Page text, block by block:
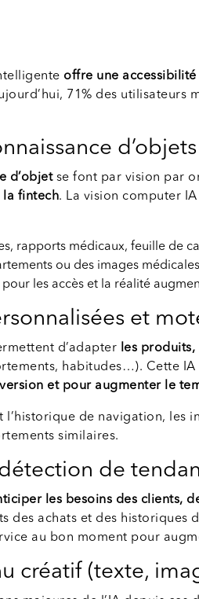
offre une
71% des
d’objet se font par vision par
la fintech. La vision computer
rapports médicaux, feuille de
ou des images
les accès et la réalité
et
d’adapter les produits,
habitudes…). Cette
et pour augmenter le
de navigation, les
similaires.
de
les besoins des clients,
des achats et des
au bon moment pour
créatif (texte,